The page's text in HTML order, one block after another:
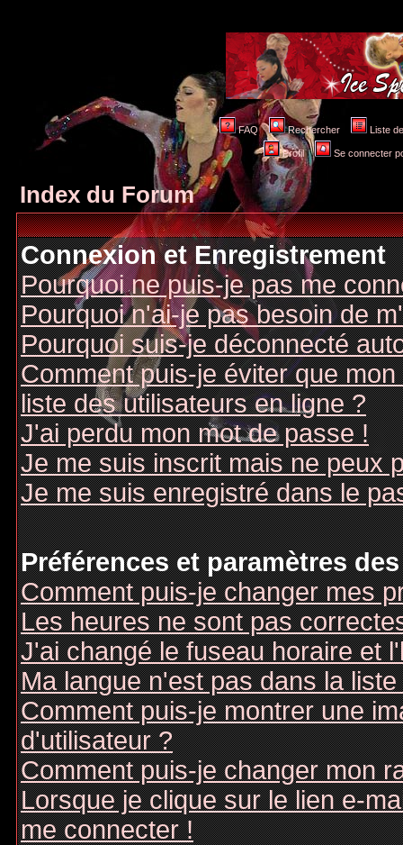
FAQ Rechercher Liste
Profil Se connecter
Index du Forum
Connexion et Enregistrement
Pourquoi ne puis-je pas me
Pourquoi n'ai-je pas besoin de
Pourquoi suis-je déconnecté
Comment puis-je éviter que
liste des utilisateurs en ligne ?
J'ai perdu mon mot de passe !
Je me suis inscrit mais ne peux
Je me suis enregistré dans le
Préférences et paramètres
Comment puis-je changer mes
Les heures ne sont pas
J'ai changé le fuseau horaire et
Ma langue n'est pas dans la liste
Comment puis-je montrer une
d'utilisateur ?
Comment puis-je changer mon
Lorsque je clique sur le lien e-
me connecter !